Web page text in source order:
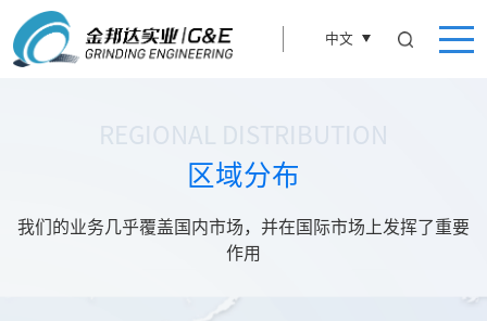
中文
REGIONAL DISTRIBUTION
区域分布
我们的业务几乎覆盖国内市场，并在国际市场上发挥了重要
作用